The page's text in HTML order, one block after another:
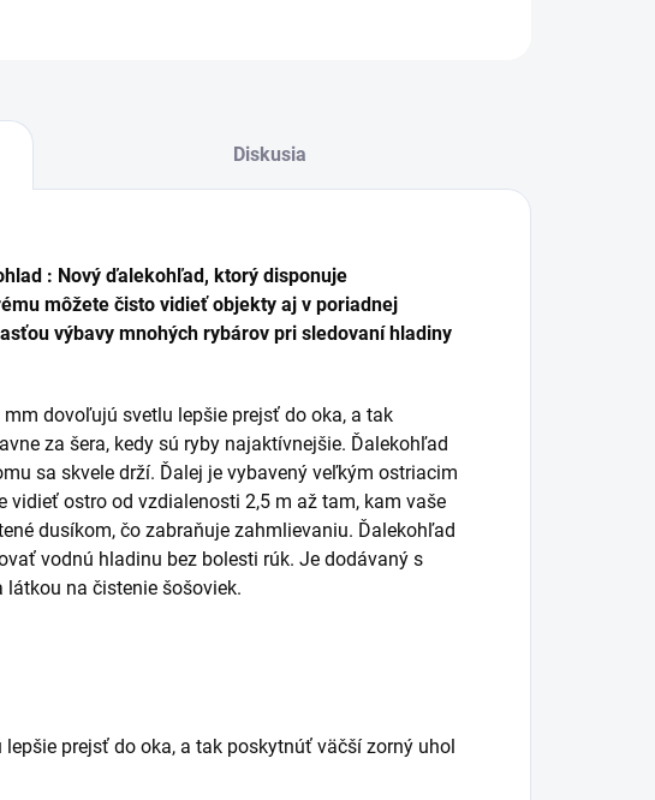
Diskusia
: Nový ďalekohľad, ktorý disponuje
môžete čisto vidieť objekty aj v poriadnej
výbavy mnohých rybárov pri sledovaní hladiny
dovoľujú svetlu lepšie prejsť do oka, a tak
za šera, kedy sú ryby najaktívnejšie. Ďalekohľad
sa skvele drží. Ďalej je vybavený veľkým ostriacim
vidieť ostro od vzdialenosti 2,5 m až tam, kam vaše
dusíkom, čo zabraňuje zahmlievaniu. Ďalekohľad
vodnú hladinu bez bolesti rúk. Je dodávaný s
látkou na čistenie šošoviek.
prejsť do oka, a tak poskytnúť väčší zorný uhol